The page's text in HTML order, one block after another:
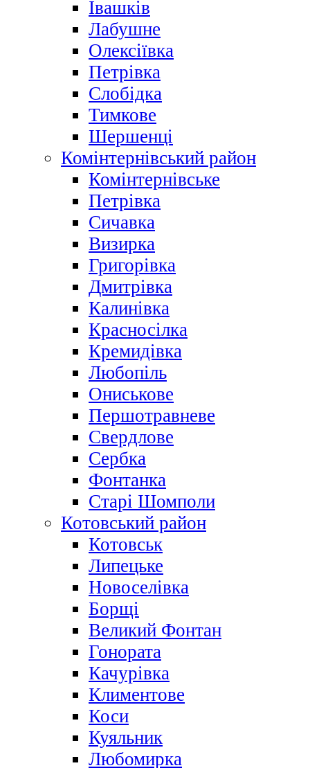
Івашків
Лабушне
Олексіївка
Петрівка
Слобідка
Тимкове
Шершенці
Комінтернівський район
Комінтернівське
Петрівка
Сичавка
Визирка
Григорівка
Дмитрівка
Калинівка
Красносілка
Кремидівка
Любопіль
Ониськове
Першотравневе
Свердлове
Сербка
Фонтанка
Старі Шомполи
Котовський район
Котовськ
Липецьке
Новоселівка
Борщі
Великий Фонтан
Гонората
Качурівка
Климентове
Коси
Куяльник
Любомирка